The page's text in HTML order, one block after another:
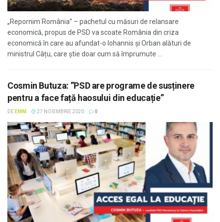
„Repornim România” – pachetul cu măsuri de relansare
economică, propus de PSD va scoate România din criza
economică în care au afundat-o Iohannis și Orban alături de
ministrul Câțu, care știe doar cum să împrumute ...
Cosmin Butuza: ”PSD are programe de susținere
pentru a face față haosului din educație”
DE EMM 27 NOIEMBRIE 2020 0